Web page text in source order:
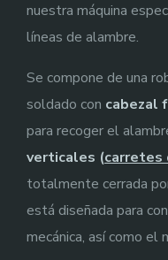
nuestra máquina
líneas de alambre.
Se compone de una
soldado con cabezal
para recoger el
verticales (carretes
totalmente cerrada
está diseñada para
mecánica, así como el